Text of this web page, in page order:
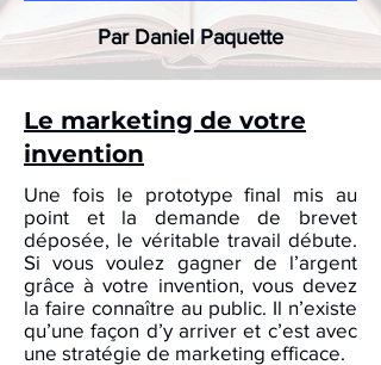
Par Daniel Paquette
Le marketing de votre
invention
Une fois le prototype final mis au
point et la demande de brevet
déposée, le véritable travail débute.
Si vous voulez gagner de l’argent
grâce à votre invention, vous devez
la faire connaître au public. Il n’existe
qu’une façon d’y arriver et c’est avec
une stratégie de marketing efficace.